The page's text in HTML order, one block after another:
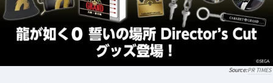
PR TIMES